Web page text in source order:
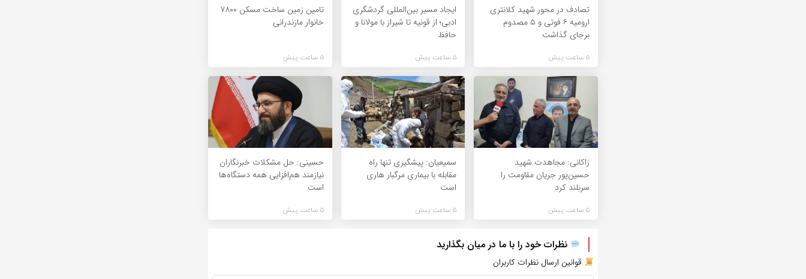
تصادف در محور شهید کلانتری
ارومیه ۶ فوتی و ۵ مصدوم
برجای گذاشت
5 ساعت پیش
ایجاد مسیر بین‌المللی گردشگری
ادبی؛ از قونیه تا شیراز با مولانا و
حافظ
5 ساعت پیش
تامین زمین ساخت مسکن ۷۸۰۰
خانوار مازندرانی
5 ساعت پیش
زاکانی: مجاهدت شهید
حسین‌پور جریان مقاومت را
سربلند کرد
5 ساعت پیش
سمیعیان: پیشگیری تنها راه
مقابله با بیماری مرگبار هاری
است
5 ساعت پیش
حسینی: حل مشکلات خبرنگاران
نیازمند هم‌افزایی همه دستگاه‌ها
است
5 ساعت پیش
نظرات خود را با ما در میان بگذارید
قوانین ارسال نظرات کاربران